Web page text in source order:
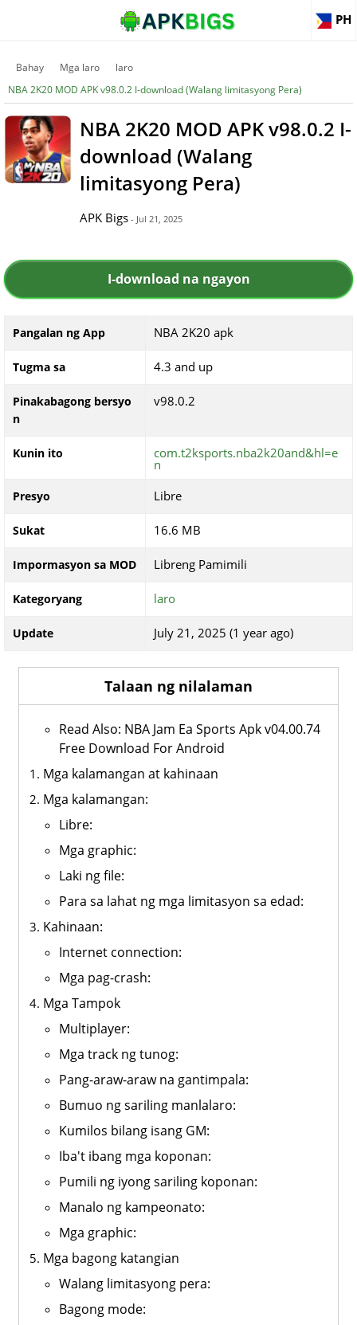
PH
Bahay Mga laro
laro
NBA 2K20 MOD APK v98.0.2 I-download (Walang limitasyong Pera)
NBA 2K20 MOD APK v98.0.2 I-
download (Walang
limitasyong Pera)
APK Bigs - Jul 21, 2025
I-download na ngayon
Pangalan ng App NBA 2K20 apk
Tugma sa 4.3 and up
Pinakabagong bersyo
n
v98.0.2
Kunin ito com.t2ksports.nba2k20and&hl=e
n
Presyo Libre
Sukat 16.6 MB
Impormasyon sa MOD Libreng Pamimili
Kategoryang laro
Update July 21, 2025 (1 year ago)
Talaan ng nilalaman
Read Also: NBA Jam Ea Sports Apk v04.00.74
Free Download For Android
Mga kalamangan at kahinaan
Mga kalamangan:
Libre:
Mga graphic:
Laki ng file:
Para sa lahat ng mga limitasyon sa edad:
Kahinaan:
Internet connection:
Mga pag-crash:
Mga Tampok
Multiplayer:
Mga track ng tunog:
Pang-araw-araw na gantimpala:
Bumuo ng sariling manlalaro:
Kumilos bilang isang GM:
Iba't ibang mga koponan:
Pumili ng iyong sariling koponan:
Manalo ng kampeonato:
Mga graphic:
Mga bagong katangian
Walang limitasyong pera:
Bagong mode: